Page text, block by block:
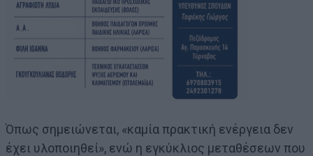
Όπως σημειώνεται, «καμία πρακτική ενέργεια δεν
έχει υλοποιηθεί», ενώ η εγκύκλιος μεταθέσεων που